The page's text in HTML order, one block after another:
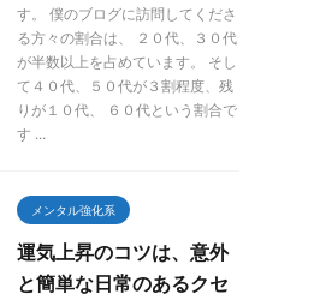
す。 僕のブログに訪問してくださ
る方々の割合は、 ２０代、３０代
が半数以上を占めています。 そし
て４０代、５０代が３割程度、残
りが１０代、 ６０代という割合で
す ...
メンタル強化系
運気上昇のコツは、意外
と簡単な日常のあるクセ